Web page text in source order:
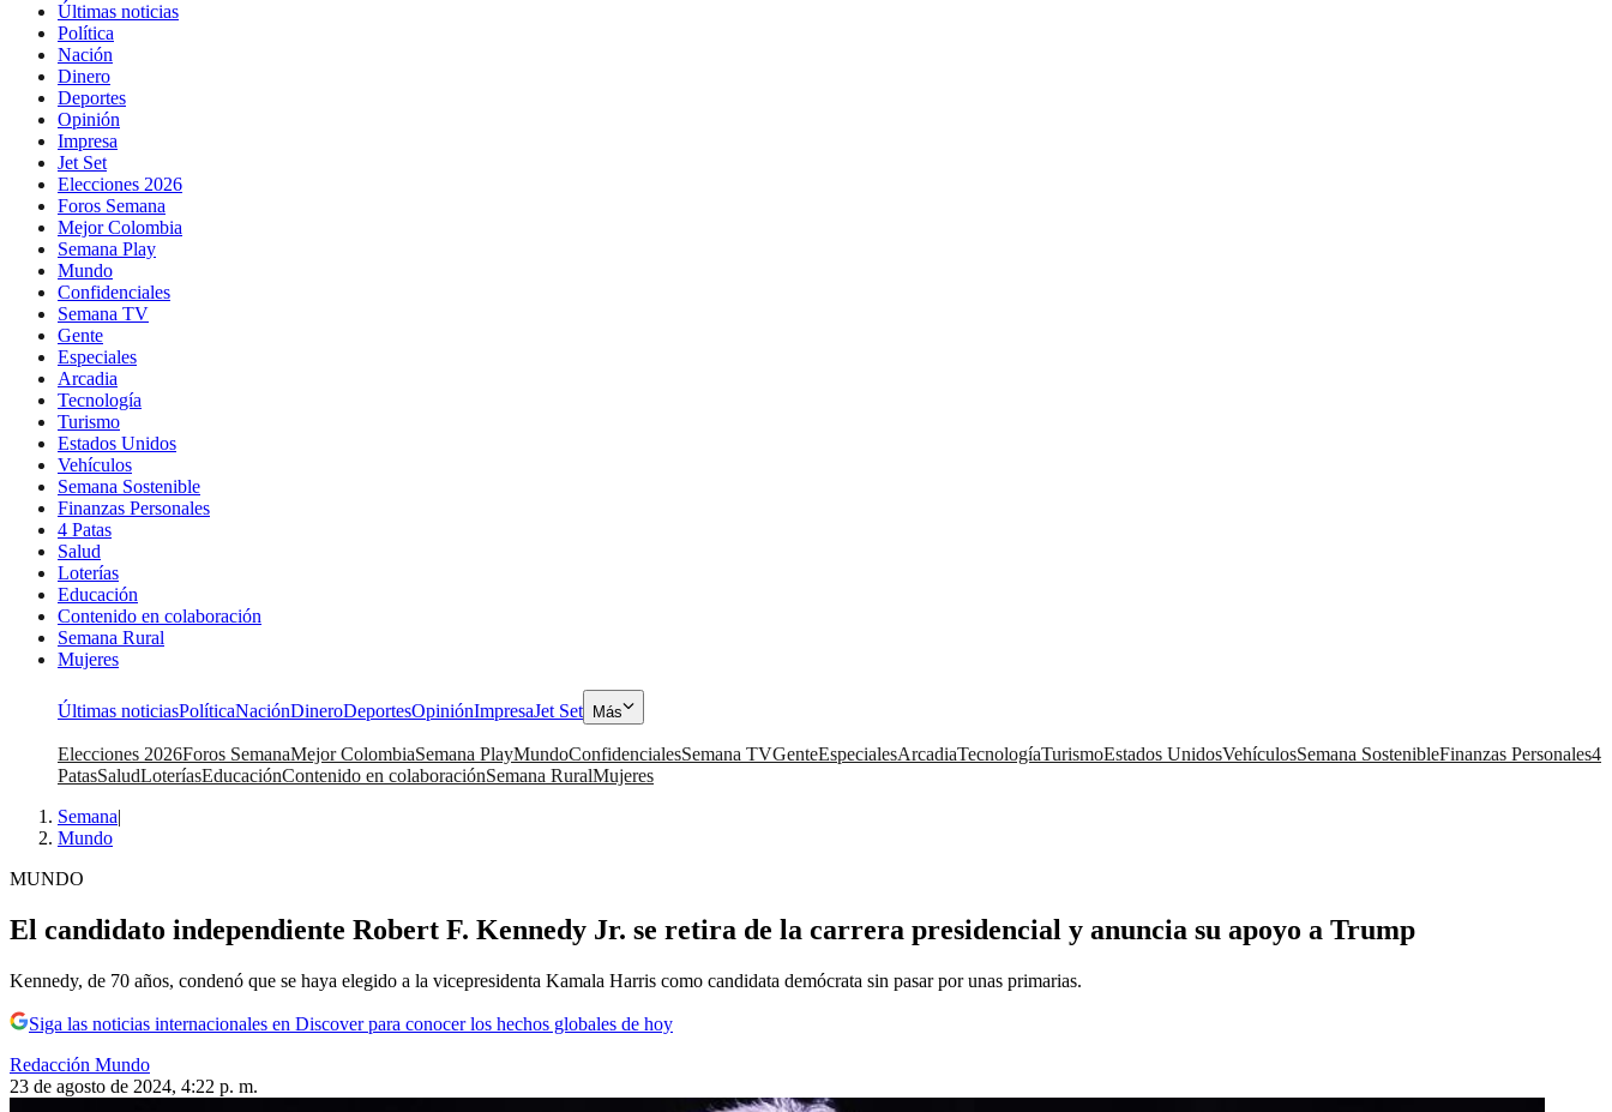
Últimas noticias
Política
Nación
Dinero
Deportes
Opinión
Impresa
Jet Set
Elecciones 2026
Foros Semana
Mejor Colombia
Semana Play
Mundo
Confidenciales
Semana TV
Gente
Especiales
Arcadia
Tecnología
Turismo
Estados Unidos
Vehículos
Semana Sostenible
Finanzas Personales
4 Patas
Salud
Loterías
Educación
Contenido en colaboración
Semana Rural
Mujeres
Últimas noticiasPolíticaNaciónDineroDeportesOpiniónImpresaJet Set Más
Elecciones 2026Foros SemanaMejor ColombiaSemana PlayMundoConfidencialesSemana TVGenteEspecialesArcadiaTecnologíaTurismoEstados UnidosVehículosSemana SostenibleFinanzas Personales4
PatasSaludLoteríasEducaciónContenido en colaboraciónSemana RuralMujeres
Semana|
Mundo
MUNDO
El candidato independiente Robert F. Kennedy Jr. se retira de la carrera presidencial y anuncia su apoyo a Trump
Kennedy, de 70 años, condenó que se haya elegido a la vicepresidenta Kamala Harris como candidata demócrata sin pasar por unas primarias.
Siga las noticias internacionales en Discover para conocer los hechos globales de hoy
Redacción Mundo
23 de agosto de 2024, 4:22 p. m.